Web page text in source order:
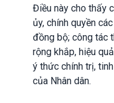
Điều này cho thấy
ủy, chính quyền
đồng bộ; công tác
rộng khắp, hiệu
ý thức chính trị,
của Nhân dân.